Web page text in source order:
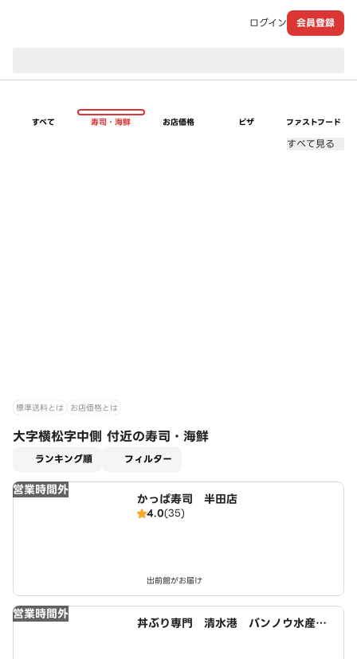
ログイン 会員登録
すべて 寿司・海鮮 お店価格 ピザ ファストフード
すべて見る
標準送料とは お店価格とは
大字横松字中側 付近の寿司・海鮮
ランキング順 フィルター
営業時間外
かっぱ寿司 半田店
4.0(35)
出前館がお届け
営業時間外
丼ぶり専門 清水港 バンノウ水産